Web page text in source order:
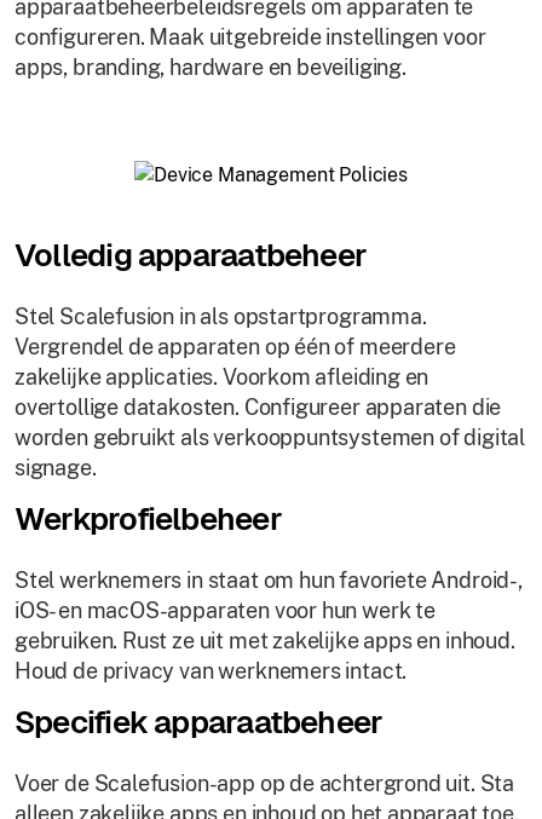
apparaatbeheerbeleidsregels om apparaten te
configureren. Maak uitgebreide instellingen voor
apps, branding, hardware en beveiliging.
Volledig apparaatbeheer
Stel Scalefusion in als opstartprogramma.
Vergrendel de apparaten op één of meerdere
zakelijke applicaties. Voorkom afleiding en
overtollige datakosten. Configureer apparaten die
worden gebruikt als verkooppuntsystemen of digital
signage.
Werkprofielbeheer
Stel werknemers in staat om hun favoriete Android-,
iOS- en macOS-apparaten voor hun werk te
gebruiken. Rust ze uit met zakelijke apps en inhoud.
Houd de privacy van werknemers intact.
Specifiek apparaatbeheer
Voer de Scalefusion-app op de achtergrond uit. Sta
alleen zakelijke apps en inhoud op het apparaat toe.